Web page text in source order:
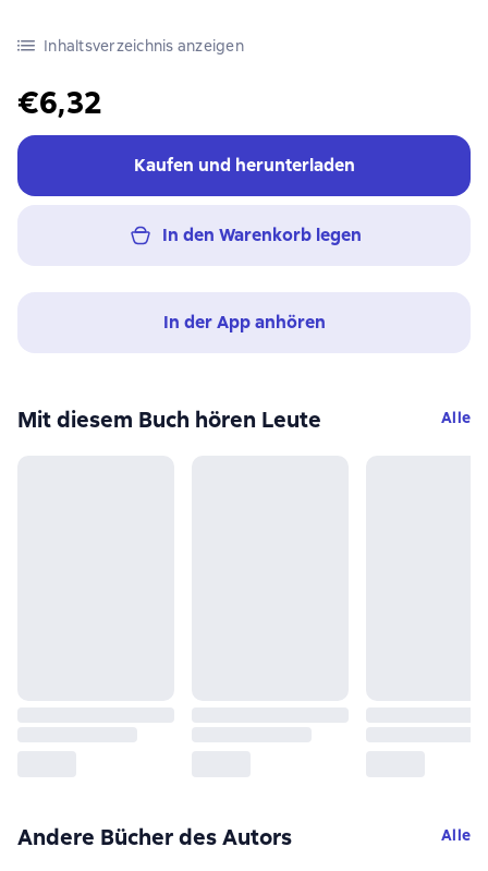
Inhaltsverzeichnis anzeigen
€6,32
Kaufen und herunterladen
In den Warenkorb legen
In der App anhören
Mit diesem Buch hören Leute Alle
Andere Bücher des Autors Alle